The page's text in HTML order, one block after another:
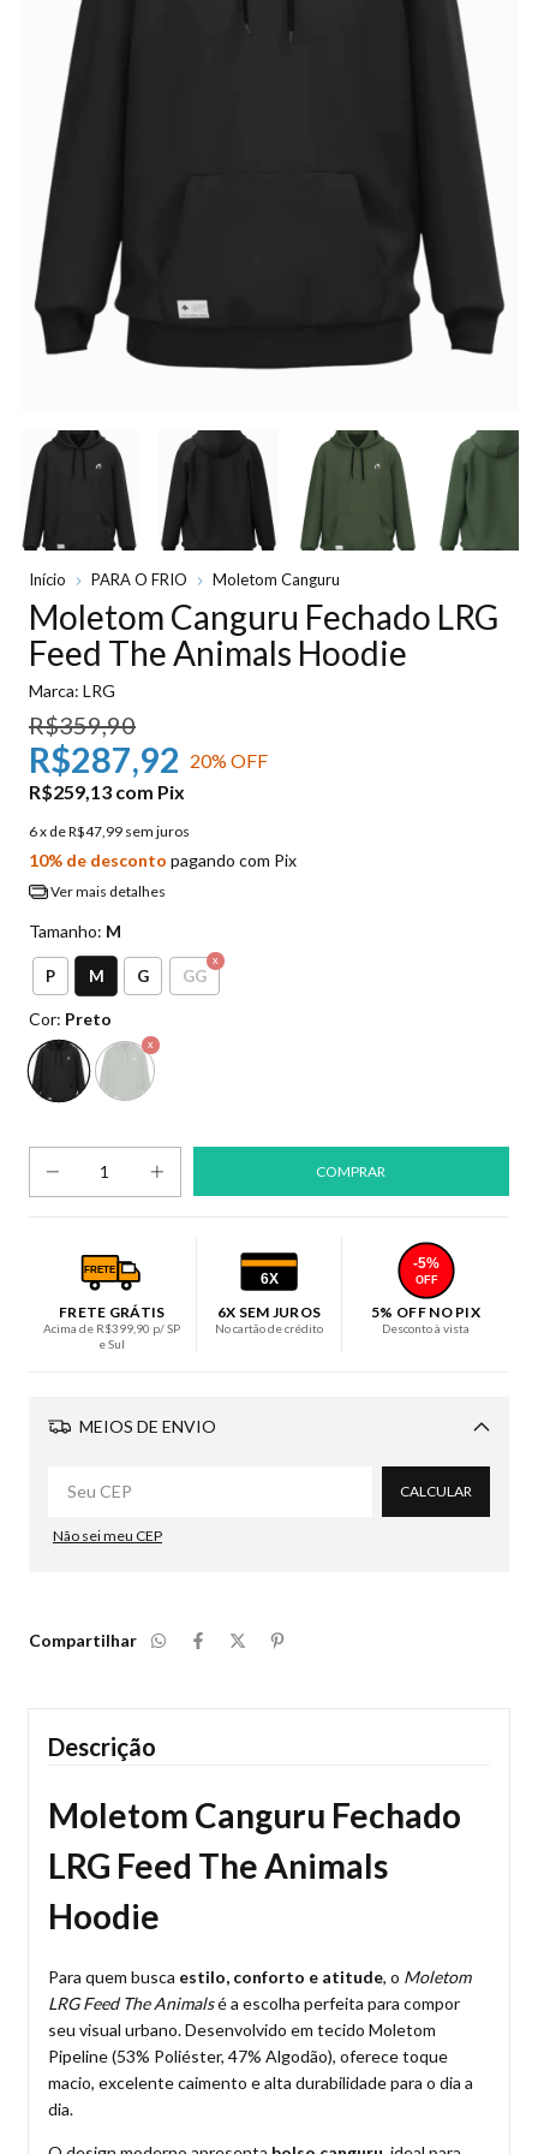
Início PARA O FRIO Moletom Canguru
Moletom Canguru Fechado LRG
Feed The Animals Hoodie
Marca: LRG
R$359,90
R$287,92 20% OFF
R$259,13 com Pix
6x deR$47,99 sem juros
10% de desconto pagando com Pix
Ver mais detalhes
Tamanho: M
P M G GG
Cor: Preto
FRETE
FRETE GRÁTIS
Acima de R$399,90 p/ SP
e Sul
6X
6X SEM JUROS
No cartão de crédito
-5%
OFF
5% OFF NO PIX
Desconto à vista
MEIOS DE ENVIO
Alterar CEP
CALCULAR
Não sei meu CEP
Compartilhar
Descrição
Moletom Canguru Fechado
LRG Feed The Animals
Hoodie
Para quem busca estilo, conforto e atitude, o Moletom
LRG Feed The Animalsé a escolha perfeita para compor
seu visual urbano. Desenvolvido em tecido Moletom
Pipeline (53% Poliéster, 47% Algodão), oferece toque
macio, excelente caimento e alta durabilidade para o dia a
dia.